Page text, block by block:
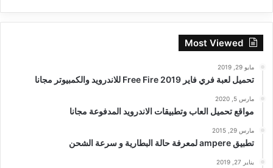
Most Viewed
مايو 29, 2019
تحميل لعبة فري فاير Free Fire 2019 للاندرويد والكمبيوتر مجانا
مارس 5, 2020
مواقع تحميل العاب وتطبيقات الاندرويد المدفوعة مجانا
مارس 29, 2015
تطبيق ampere لمعرفة حالة البطارية و سرعة الشحن
يناير 27, 2019